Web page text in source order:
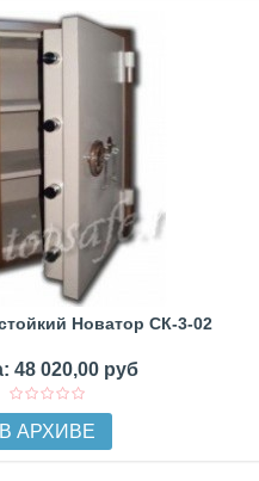
Новатор СК-3-02
48 020,00 руб
В АРХИВЕ